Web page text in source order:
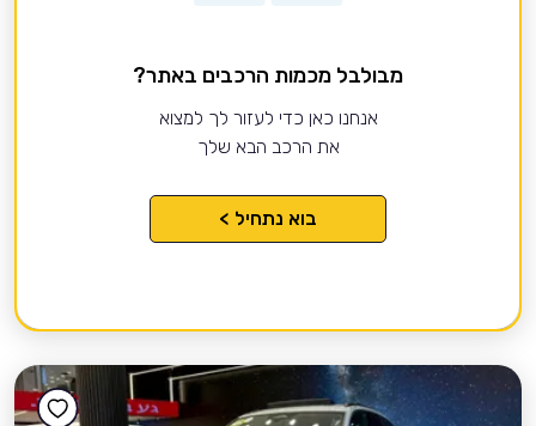
מבולבל מכמות הרכבים באתר?
אנחנו כאן כדי לעזור לך למצוא
את הרכב הבא שלך
בוא נתחיל >